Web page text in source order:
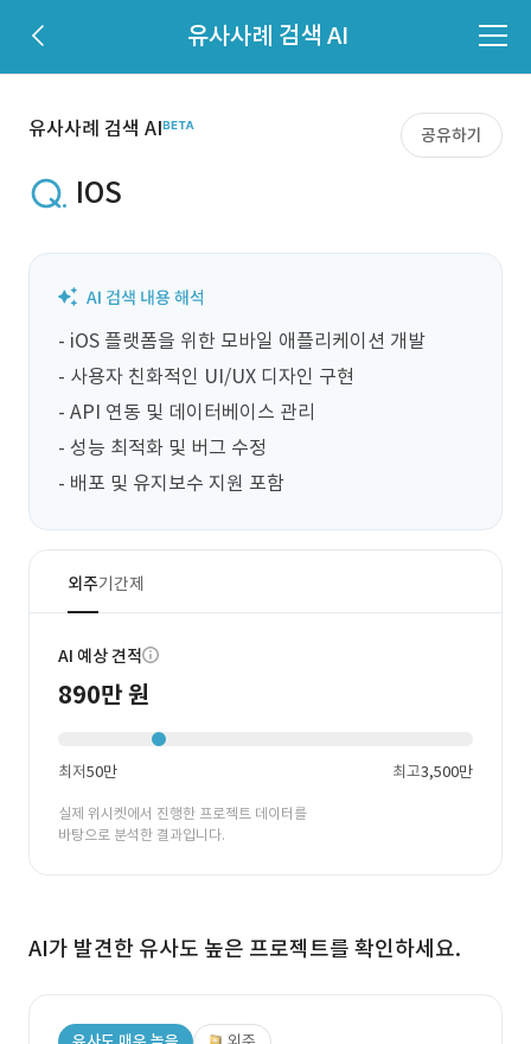
유사사례 검색 AI
유사사례 검색 AI 공유하기
IOS
- iOS 플랫폼을 위한 모바일 애플리케이션 개발
- 사용자 친화적인 UI/UX 디자인 구현
- API 연동 및 데이터베이스 관리
- 성능 최적화 및 버그 수정
- 배포 및 유지보수 지원 포함
외주기간제
AI 예상 견적
890만 원
최저50만 최고3,500만
실제 위시켓에서 진행한 프로젝트 데이터를
바탕으로 분석한 결과입니다.
AI가 발견한 유사도 높은 프로젝트를 확인하세요.